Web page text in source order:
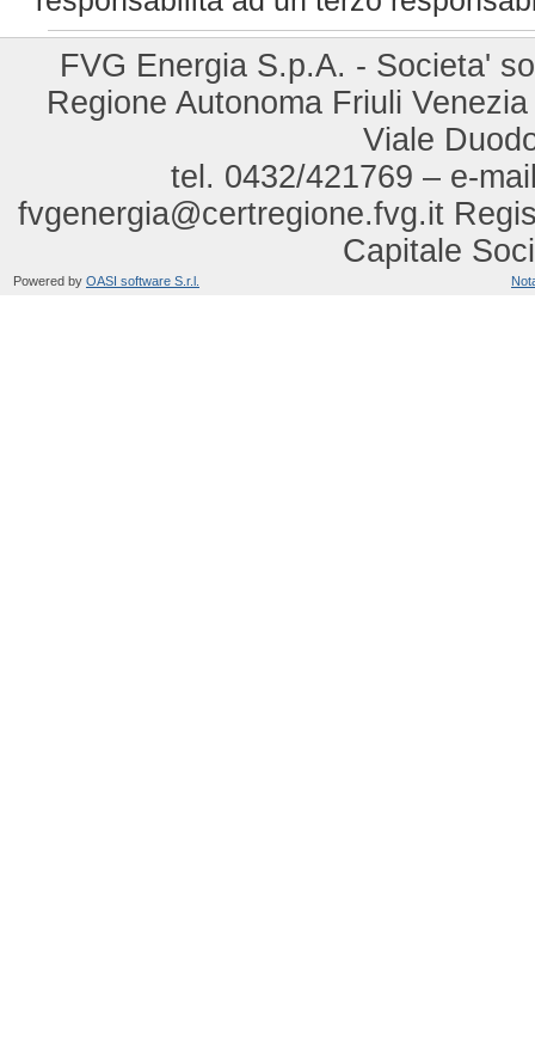
FVG Energia S.p.A. - Societa'
Regione Autonoma Friuli
Viale
tel. 0432/421769 – e-
fvgenergia@certregione.fvg.it
Capitale
Powered by OASI software S.r.l.